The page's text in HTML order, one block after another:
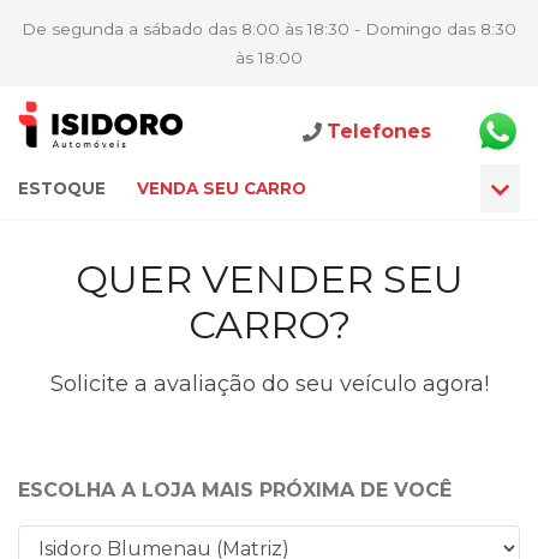
De segunda a sábado das 8:00 às 18:30 - Domingo das 8:30
às 18:00
ESTOQUE VENDA SEU CARRO
Telefones
QUER VENDER SEU
CARRO?
Solicite a avaliação do seu veículo agora!
ESCOLHA A LOJA MAIS PRÓXIMA DE VOCÊ